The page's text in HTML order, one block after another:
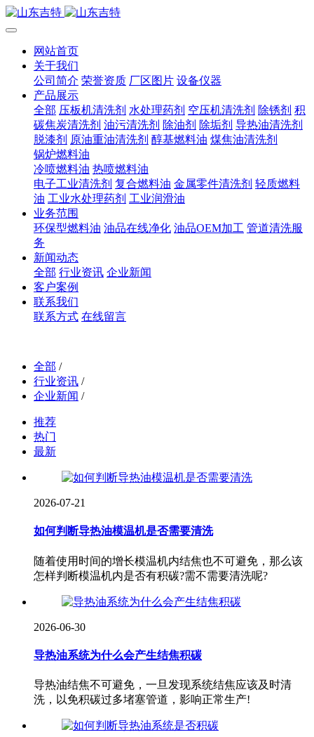
网站首页
关于我们
公司简介 荣誉资质 厂区图片 设备仪器
产品展示
全部 压板机清洗剂 水处理药剂 空压机清洗剂 除锈剂 积
碳焦炭清洗剂 油污清洗剂 除油剂 除垢剂 导热油清洗剂
脱漆剂 原油重油清洗剂 醇基燃料油 煤焦油清洗剂
锅炉燃料油
冷喷燃料油 热喷燃料油
电子工业清洗剂 复合燃料油 金属零件清洗剂 轻质燃料
油 工业水处理药剂 工业润滑油
业务范围
环保型燃料油 油品在线净化 油品OEM加工 管道清洗服
务
新闻动态
全部 行业资讯 企业新闻
客户案例
联系我们
联系方式 在线留言
全部 /
行业资讯 /
企业新闻 /
推荐
热门
最新
2026-07-21
如何判断导热油模温机是否需要清洗
随着使用时间的增长模温机内结焦也不可避免，那么该
怎样判断模温机内是否有积碳?需不需要清洗呢?
2026-06-30
导热油系统为什么会产生结焦积碳
导热油结焦不可避免，一旦发现系统结焦应该及时清
洗，以免积碳过多堵塞管道，影响正常生产!